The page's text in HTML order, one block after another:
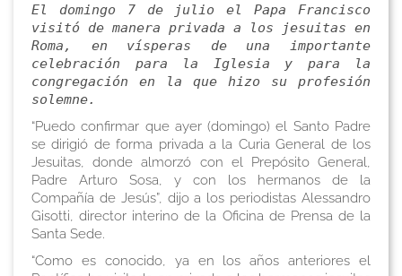
El domingo 7 de julio el Papa Francisco
visitó de manera privada a los jesuitas en
Roma, en vísperas de una importante
celebración para la Iglesia y para la
congregación en la que hizo su profesión
solemne.
“Puedo confirmar que ayer (domingo) el Santo Padre
se dirigió de forma privada a la Curia General de los
Jesuitas, donde almorzó con el Prepósito General,
Padre Arturo Sosa, y con los hermanos de la
Compañía de Jesús”, dijo a los periodistas Alessandro
Gisotti, director interino de la Oficina de Prensa de la
Santa Sede.
“Como es conocido, ya en los años anteriores el